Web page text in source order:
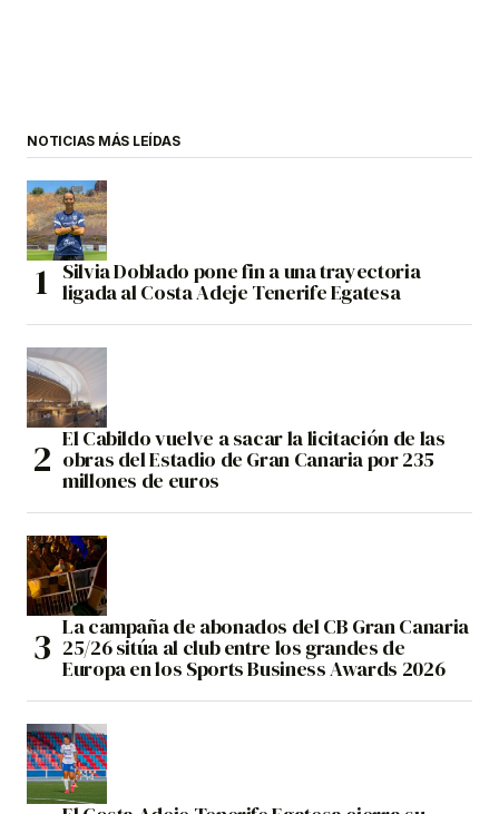
NOTICIAS MÁS LEÍDAS
Silvia Doblado pone fin a una trayectoria
ligada al Costa Adeje Tenerife Egatesa
El Cabildo vuelve a sacar la licitación de las
obras del Estadio de Gran Canaria por 235
millones de euros
La campaña de abonados del CB Gran Canaria
25/26 sitúa al club entre los grandes de
Europa en los Sports Business Awards 2026